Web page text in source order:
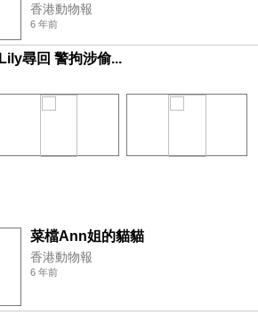
香港動物報
6 年前
尋回 警拘涉偷...
菜檔Ann姐的貓貓
香港動物報
6 年前